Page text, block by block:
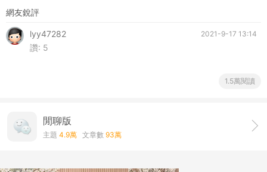
網友銳評
2021-9-17 13:14
lyy47282
讚: 5
1.5萬閱讀
閒聊版
主題 4.9萬 文章數 93萬